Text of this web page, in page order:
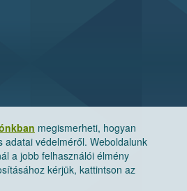
megismerheti, hogyan
adatai védelméről. Weboldalunk
a jobb felhasználói élmény
kérjük, kattintson az